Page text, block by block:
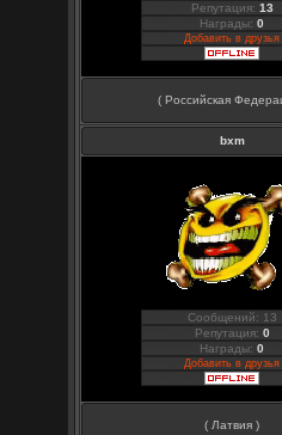
Репутация: 13
Награды:0
Добавить в друзья
( Российская
bxm
Сообщений: 13
Репутация: 0
Награды:0
Добавить в друзья
( Латвия )